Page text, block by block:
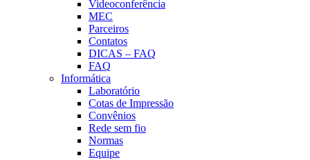
Videoconferência
MEC
Parceiros
Contatos
DICAS – FAQ
FAQ
Informática
Laboratório
Cotas de Impressão
Convênios
Rede sem fio
Normas
Equipe